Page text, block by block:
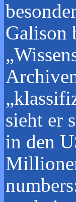
Galison
sieht er
in den